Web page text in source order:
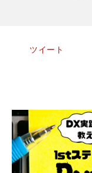
ツイート